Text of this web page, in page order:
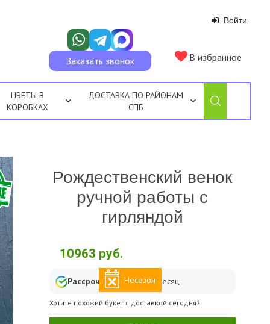
Войти
Заказать звонок В избранное
ЦВЕТЫ В
КОРОБКАХ
ДОСТАВКА ПО РАЙОНАМ
СПБ
Рождественский венок
ручной работы с
гирляндой
Несезон
10963 руб.
Рассрочкаот 1827₽ в месяц
Хотите похожий букет с доставкой сегодня?